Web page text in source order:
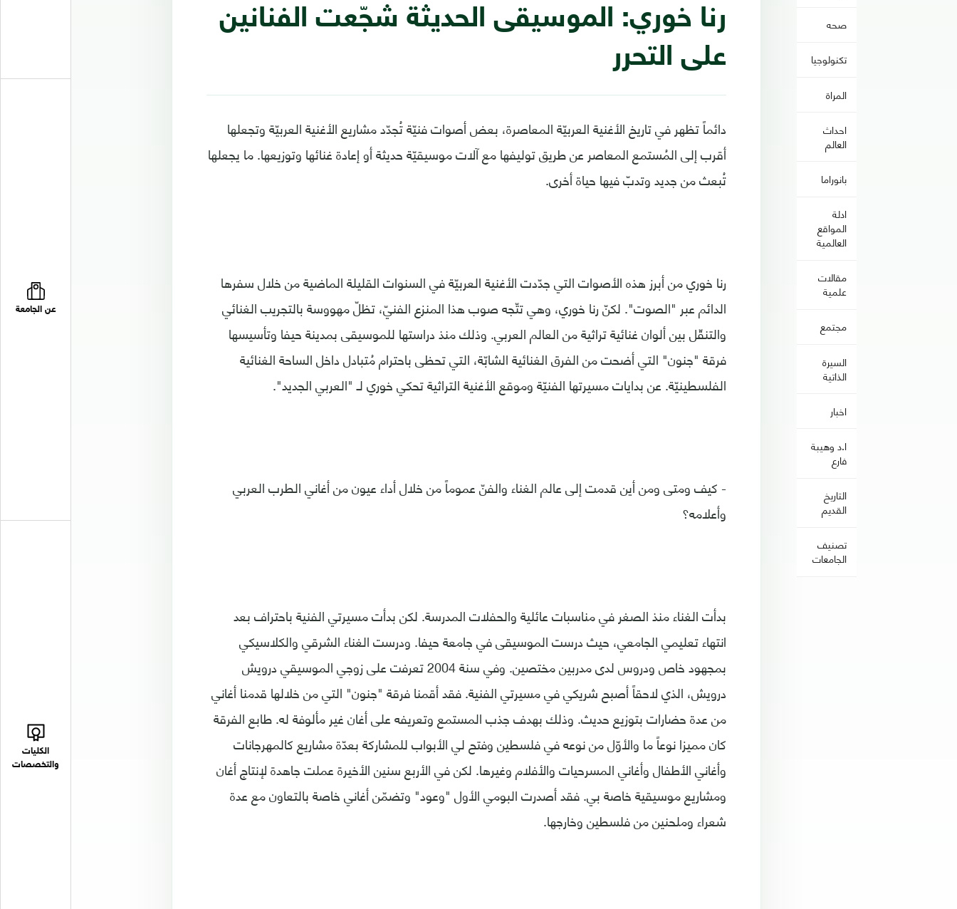
عن الجامعة
الكليات
والتخصصات
صحه
تكنولوجيا
المراة
احداث
العالم
بانوراما
ادلة
المواقع
العالمية
مقالات
علمية
مجتمع
السيرة
الذاتية
اخبار
ا.د وهيبة
فارع
التاريخ
القديم
تصنيف
الجامعات
رنا خوري: الموسيقى الحديثة شجّعت الفنانين
على التحرر
دائماً تظهر في تاريخ الأغنية العربيّة المعاصرة، بعض أصوات فنيّة تُجدّد مشاريع الأغنية العربيّة وتجعلها
أقرب إلى المُستمع المعاصر عن طريق توليفها مع آلات موسيقيّة حديثة أو إعادة غنائها وتوزيعها. ما يجعلها
تُبعث من جديد وتدبّ فيها حياة أخرى.
رنا خوري من أبرز هذه الأصوات التي جدّدت الأغنية العربيّة في السنوات القليلة الماضية من خلال سفرها
الدائم عبر "الصوت". لكنّ رنا خوري، وهي تتّجه صوب هذا المنزع الفنيّ، تظلّ مهووسة بالتجريب الغنائي
والتنقّل بين ألوان غنائية تراثية من العالم العربي. وذلك منذ دراستها للموسيقى بمدينة حيفا وتأسيسها
فرقة "جنون" التي أضحت من الفرق الغنائية الشابّة، التي تحظى باحترام مُتبادل داخل الساحة الغنائية
الفلسطينيّة. عن بدايات مسيرتها الفنيّة وموقع الأغنية التراثية تحكي خوري لـ "العربي الجديد".
- كيف ومتى ومن أين قدمت إلى عالم الغناء والفنّ عموماً من خلال أداء عيون من أغاني الطرب العربي
وأعلامه؟
بدأت الغناء منذ الصغر في مناسبات عائلية والحفلات المدرسة. لكن بدأت مسيرتي الفنية باحتراف بعد
انتهاء تعليمي الجامعي، حيث درست الموسيقى في جامعة حيفا. ودرست الغناء الشرقي والكلاسيكي
بمجهود خاص ودروس لدى مدربين مختصين. وفي سنة 2004 تعرفت على زوجي الموسيقي درويش
درويش، الذي لاحقاً أصبح شريكي في مسيرتي الفنية. فقد أقمنا فرقة "جنون" التي من خلالها قدمنا أغاني
من عدة حضارات بتوزيع حديث. وذلك بهدف جذب المستمع وتعريفه على أغان غير مألوفة له. طابع الفرقة
كان مميزا نوعاً ما والأوّل من نوعه في فلسطين وفتح لي الأبواب للمشاركة بعدّة مشاريع كالمهرجانات
وأغاني الأطفال وأغاني المسرحيات والأفلام وغيرها. لكن في الأربع سنين الأخيرة عملت جاهدة لإنتاج أغان
ومشاريع موسيقية خاصة بي. فقد أصدرت البومي الأول "وعود" وتضمّن أغاني خاصة بالتعاون مع عدة
شعراء وملحنين من فلسطين وخارجها.